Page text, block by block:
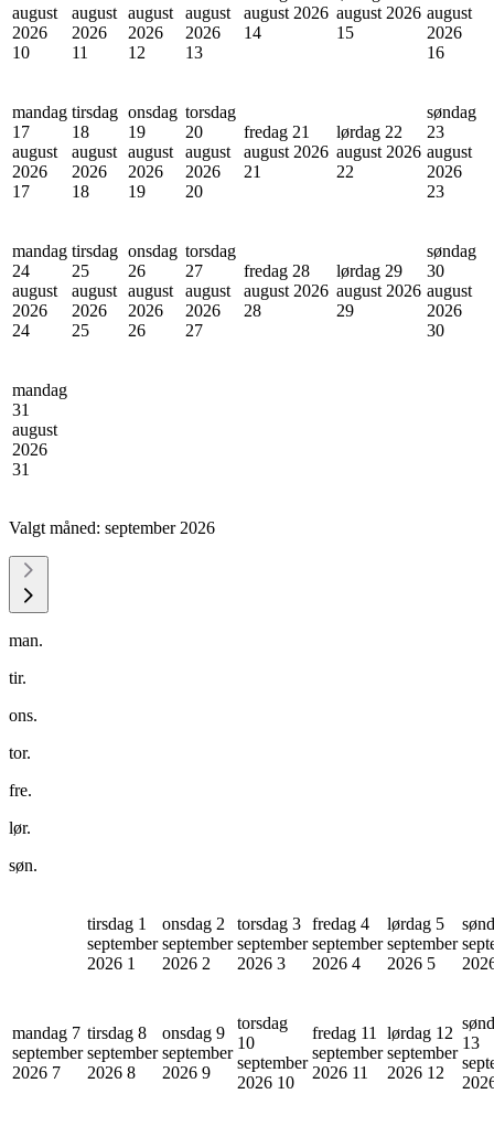
august
2026
10
august
2026
11
august
2026
12
august
2026
13
august 2026
14
august 2026
15
august
2026
16
mandag
17
august
2026
17
tirsdag
18
august
2026
18
onsdag
19
august
2026
19
torsdag
20
august
2026
20
fredag 21
august 2026
21
lørdag 22
august 2026
22
søndag
23
august
2026
23
mandag
24
august
2026
24
tirsdag
25
august
2026
25
onsdag
26
august
2026
26
torsdag
27
august
2026
27
fredag 28
august 2026
28
lørdag 29
august 2026
29
søndag
30
august
2026
30
mandag
31
august
2026
31
Valgt måned: september 2026
man.
tir.
ons.
tor.
fre.
lør.
søn.
tirsdag 1
september
2026 1
onsdag 2
september
2026 2
torsdag 3
september
2026 3
fredag 4
september
2026 4
lørdag 5
september
2026 5
mandag 7
september
2026 7
tirsdag 8
september
2026 8
onsdag 9
september
2026 9
torsdag
10
september
2026 10
fredag 11
september
2026 11
lørdag 12
september
2026 12
13